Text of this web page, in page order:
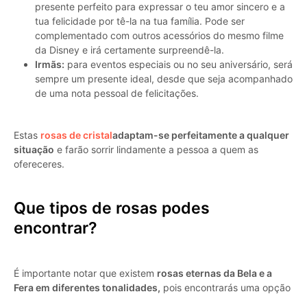
presente perfeito para expressar o teu amor sincero e a
tua felicidade por tê-la na tua família. Pode ser
complementado com outros acessórios do mesmo filme
da Disney e irá certamente surpreendê-la.
Irmãs: para eventos especiais ou no seu aniversário, será
sempre um presente ideal, desde que seja acompanhado
de uma nota pessoal de felicitações.
Estas rosas de cristaladaptam-se perfeitamente a qualquer
situação e farão sorrir lindamente a pessoa a quem as
ofereceres.
Que tipos de rosas podes
encontrar?
É importante notar que existem rosas eternas da Bela e a
Fera em diferentes tonalidades, pois encontrarás uma opção